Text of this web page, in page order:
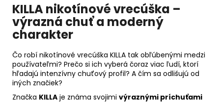
KILLA nikotínové vrecúška –
výrazná chuť a moderný
charakter
Čo robí nikotínové vrecúška KILLA tak obľúbenými medzi
používateľmi? Prečo si ich vyberá čoraz viac ľudí, ktorí
hľadajú intenzívny chuťový profil? A čím sa odlišujú od
iných značiek?
Značka KILLA je známa svojimi výraznými príchuťami